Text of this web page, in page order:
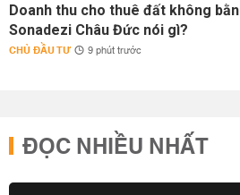
Doanh thu cho thuê đất không
Sonadezi Châu Đức nói gì?
CHỦ ĐẦU TƯ 9 phút trước
ĐỌC NHIỀU NHẤT